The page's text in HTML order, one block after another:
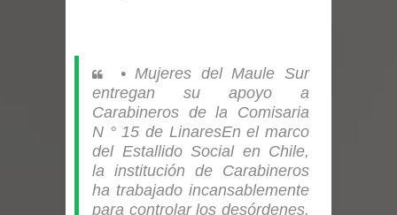
Maule golpea al Gobierno en medio de
denuncias por viviendas sociales en
Talca
Diputado Jorge Guzmán rechaza
• Mujeres del Maule Sur
entregan su apoyo a
Carabineros de la Comisaria
N ° 15 de LinaresEn el marco
del Estallido Social en Chile,
la institución de Carabineros
ha trabajado incansablemente
para controlar los desórdenes,